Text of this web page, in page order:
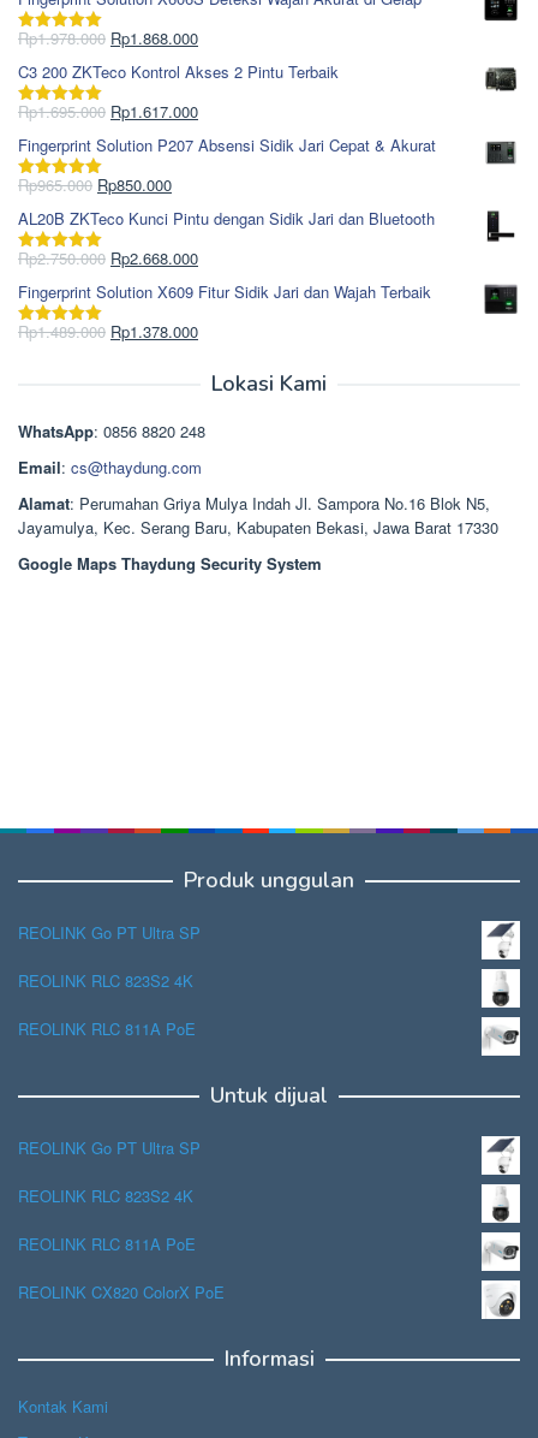
Dinilai5.00
Rp1.978.000 Harga
adalah:
Rp1.978.000.
Rp1.868.000Harga
ini
adalah:
C3 200 ZKTeco Kontrol Akses 2 Pintu Terbaik
Dinilai5.00
Rp1.695.000 Harga
adalah:
Rp1.695.000.
Rp1.617.000Harga
ini
Fingerprint Solution P207 Absensi Sidik Jari Cepat & Akurat
Dinilai5.00
Rp965.000 Harga
adalah:
Rp965.000.
Rp850.000Harga
ini
adalah:
AL20B ZKTeco Kunci Pintu dengan Sidik Jari dan Bluetooth
Dinilai5.00
Rp2.750.000 Harga
adalah:
Rp2.750.000.
Rp2.668.000Harga
ini
adalah:
Fingerprint Solution X609 Fitur Sidik Jari dan Wajah Terbaik
Dinilai5.00
Rp1.489.000 Harga
Rp1.378.000Harga
Rp1.378.000.
Lokasi Kami
WhatsApp: 0856 8820 248
Email: cs@thaydung.com
Alamat: Perumahan Griya Mulya Indah Jl. Sampora No.16 Blok N5,
Jayamulya, Kec. Serang Baru, Kabupaten Bekasi, Jawa Barat 17330
Google Maps Thaydung Security System
Produk unggulan
REOLINK Go PT Ultra SP
REOLINK RLC 823S2 4K
REOLINK RLC 811A PoE
Untuk dijual
REOLINK Go PT Ultra SP
REOLINK RLC 823S2 4K
REOLINK RLC 811A PoE
REOLINK CX820 ColorX PoE
Informasi
Kontak Kami